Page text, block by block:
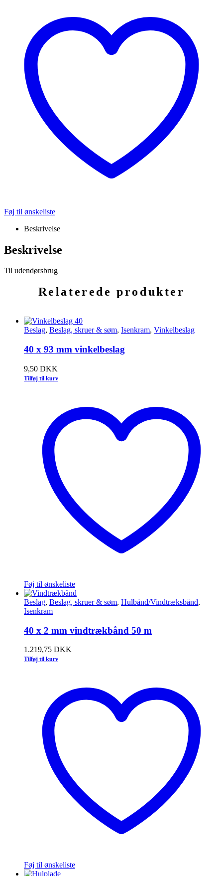
Føj til ønskeliste
Beskrivelse
Beskrivelse
Til udendørsbrug
Relaterede produkter
Beslag, Beslag, skruer & søm, Isenkram, Vinkelbeslag
40 x 93 mm vinkelbeslag
9,50 DKK
Tilføj til kurv
Føj til ønskeliste
Beslag, Beslag, skruer & søm, Hulbånd/Vindtræksbånd,
Isenkram
40 x 2 mm vindtrækbånd 50 m
1.219,75 DKK
Tilføj til kurv
Føj til ønskeliste